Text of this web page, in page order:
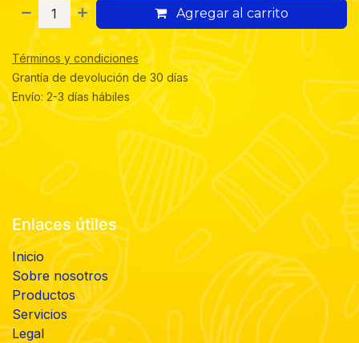
Agregar al carrito
Términos y condiciones
Grantía de devolución de 30 días
Envío: 2-3 días hábiles
Enlaces útiles
Inicio
Sobre nosotros
Productos
Servicios
Legal